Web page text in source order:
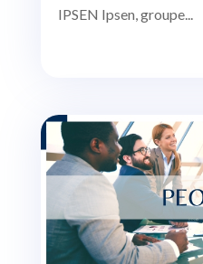
IPSEN Ipsen, groupe...